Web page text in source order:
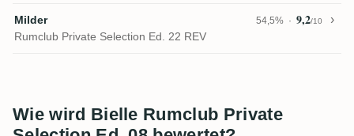
Milder 54,5% 9,2/10
Rumclub Private Selection Ed. 22 REV
Wie wird Bielle Rumclub Private